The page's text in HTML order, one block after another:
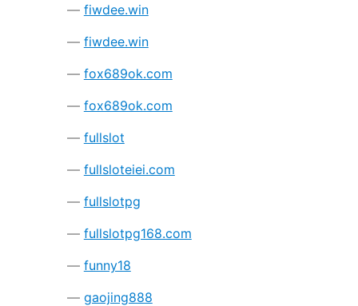
fiwdee.win
fiwdee.win
fox689ok.com
fox689ok.com
fullslot
fullsloteiei.com
fullslotpg
fullslotpg168.com
funny18
gaojing888